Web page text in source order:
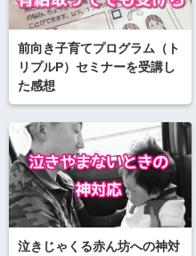
前向き子育てプログラム（ト
リプルP）セミナーを受講し
た感想
泣きじゃくる赤ん坊への神対